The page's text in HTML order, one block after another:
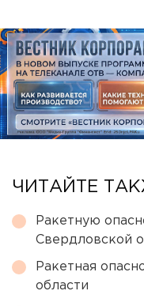
ЧИТАЙТЕ
Ракетную
Свердловской
Ракетная
области